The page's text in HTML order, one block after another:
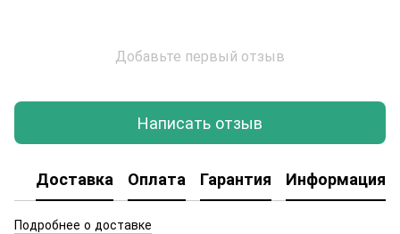
Добавьте первый отзыв
Написать отзыв
Доставка Оплата Гарантия Информация
Подробнее о доставке